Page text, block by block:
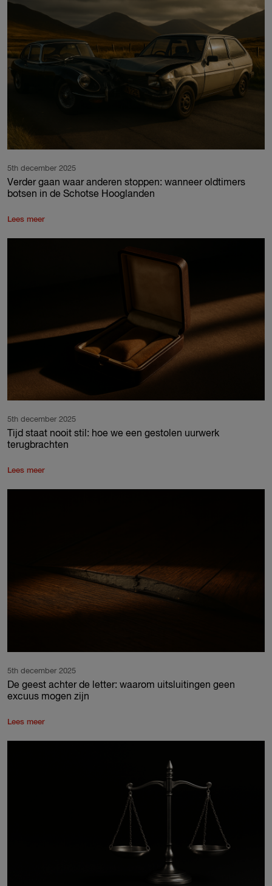
5th december 2025
Verder gaan waar anderen stoppen: wanneer oldtimers
botsen in de Schotse Hooglanden
Lees meer
5th december 2025
Tijd staat nooit stil: hoe we een gestolen uurwerk
terugbrachten
Lees meer
5th december 2025
De geest achter de letter: waarom uitsluitingen geen
excuus mogen zijn
Lees meer